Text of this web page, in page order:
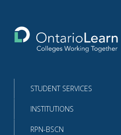
the
homepage
STUDENT SERVICES
INSTITUTIONS
RPN-BSCN